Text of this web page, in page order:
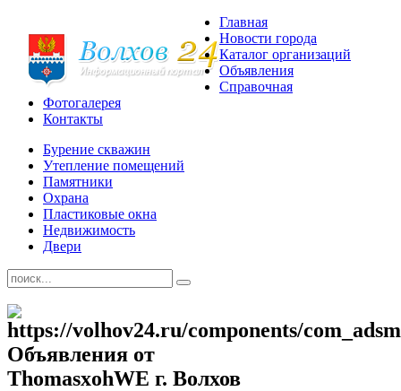
Главная
Новости города
Каталог организаций
Объявления
Справочная
Фотогалерея
Контакты
Бурение скважин
Утепление помещений
Памятники
Охрана
Пластиковые окна
Недвижимость
Двери
Объявления от
ThomasxohWE г. Волхов